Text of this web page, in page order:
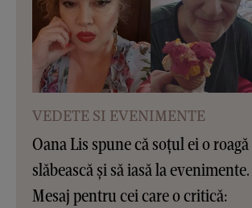
VEDETE SI EVENIMENTE
Oana Lis spune că soțul ei o roagă
slăbească și să iasă la evenimente.
Mesaj pentru cei care o critică: